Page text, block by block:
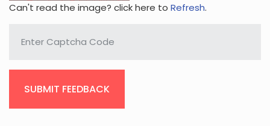
Can't read the image? click here to Refresh.
SUBMIT FEEDBACK